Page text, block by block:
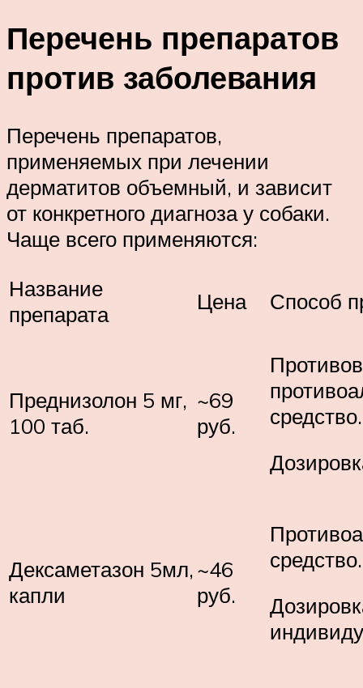
Перечень препаратов
против заболевания
Перечень препаратов,
применяемых при лечении
дерматитов объемный, и зависит
от конкретного диагноза у собаки.
Чаще всего применяются:
Название
препарата
Цена Способ
Преднизолон 5 мг,
100 таб.
~69
руб.
средство.
Дексаметазон 5мл,
капли
~46
руб.
средство.